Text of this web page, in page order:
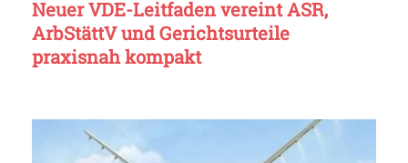
Neuer VDE-Leitfaden vereint ASR,
ArbStättV und Gerichtsurteile
praxisnah kompakt